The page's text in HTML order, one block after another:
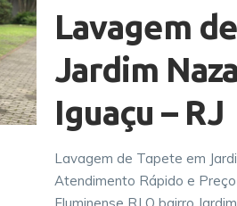
Lavagem
Jardim
Iguaçu – RJ
Lavagem de Tapete em
Atendimento Rápido e